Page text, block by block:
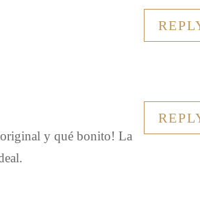
original y qué bonito! La